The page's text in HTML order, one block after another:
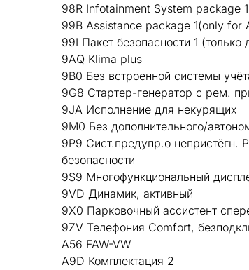
98R Infotainment System package
99B Assistance package 1(only
99I Пакет безопасности 1 (только
9AQ Klima plus
9B0 Без встроенной системы
9G8 Стартер-генератор с рем.
9JA Исполнение для некурящих
9M0 Без дополнительного/
9P9 Сист.предупр.о непристёгн.
безопасности
9S9 Многофункциональный
9VD Динамик, активный
9X0 Парковочный ассистент
9ZV Телефония Comfort,
A56 FAW-VW
A9D Комплектация 2